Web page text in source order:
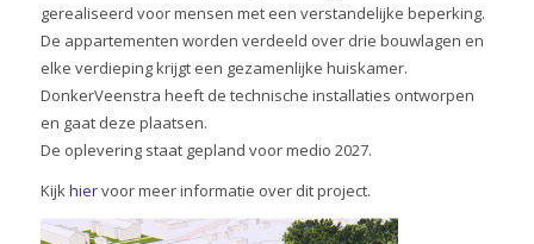
gerealiseerd voor mensen met een verstandelijke beperking.
De appartementen worden verdeeld over drie bouwlagen en
elke verdieping krijgt een gezamenlijke huiskamer.
DonkerVeenstra heeft de technische installaties ontworpen
en gaat deze plaatsen.
De oplevering staat gepland voor medio 2027.
Kijkhiervoor meer informatie over dit project.